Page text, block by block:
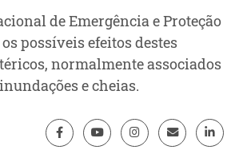
de Emergência e Proteção
possíveis efeitos destes
normalmente associados
e cheias.